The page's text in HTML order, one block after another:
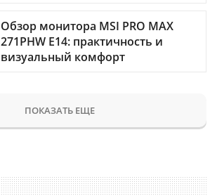
Обзор монитора MSI PRO MAX
271PHW E14: практичность и
визуальный комфорт
ПОКАЗАТЬ ЕЩЕ